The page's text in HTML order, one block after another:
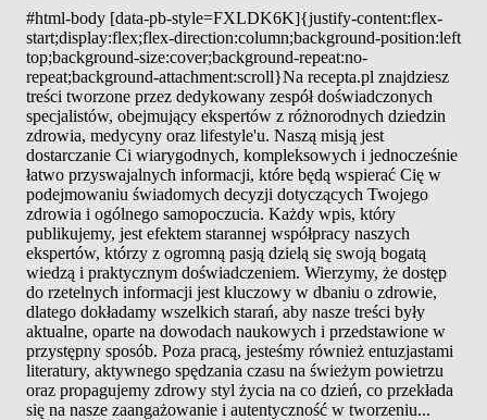
#html-body [data-pb-style=FXLDK6K]{justify-content:flex-
start;display:flex;flex-direction:column;background-position:left
top;background-size:cover;background-repeat:no-
repeat;background-attachment:scroll}Na recepta.pl znajdziesz
treści tworzone przez dedykowany zespół doświadczonych
specjalistów, obejmujący ekspertów z różnorodnych dziedzin
zdrowia, medycyny oraz lifestyle'u. Naszą misją jest
dostarczanie Ci wiarygodnych, kompleksowych i jednocześnie
łatwo przyswajalnych informacji, które będą wspierać Cię w
podejmowaniu świadomych decyzji dotyczących Twojego
zdrowia i ogólnego samopoczucia. Każdy wpis, który
publikujemy, jest efektem starannej współpracy naszych
ekspertów, którzy z ogromną pasją dzielą się swoją bogatą
wiedzą i praktycznym doświadczeniem. Wierzymy, że dostęp
do rzetelnych informacji jest kluczowy w dbaniu o zdrowie,
dlatego dokładamy wszelkich starań, aby nasze treści były
aktualne, oparte na dowodach naukowych i przedstawione w
przystępny sposób. Poza pracą, jesteśmy również entuzjastami
literatury, aktywnego spędzania czasu na świeżym powietrzu
oraz propagujemy zdrowy styl życia na co dzień, co przekłada
się na nasze zaangażowanie i autentyczność w tworzeniu...